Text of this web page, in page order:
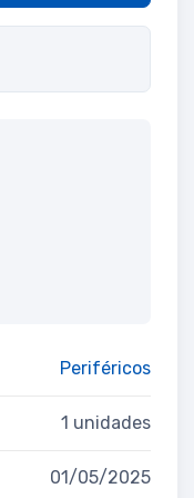
Periféricos
1 unidades
01/05/2025